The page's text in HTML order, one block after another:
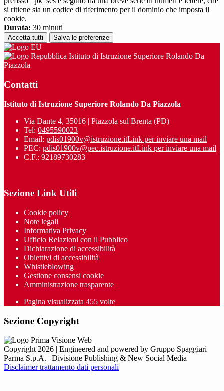
si ritiene sia un codice di riferimento per il dominio che imposta il
cookie.
Durata: 30 minuti
Accetta tutti Salva le preferenze
Istituto di Istruzione Superiore Rolando Da
Piazzola
Contatti
Istituto di Istruzione Superiore Rolando Da Piazzola
Via Dante 4, 35016 | Piazzola sul Brenta (PD)
Tel: 0495590023
Email: pdis01900v@istruzione.itLink per inviare una mail
PEC: pdis01900v@pec.istruzione.itLink per inviare una mail
C.F.: 92189730283
Sezione Link Utili
Cookie policy
Note legali
Informativa Privacy
Ufficio Relazioni con il Pubblico
Dichiarazione di accessibilità
Obiettivi di accessibilità
Whistleblowing
Gestione consensi cookie
Amministrazione trasparente
Pagina visualizzata 455 volte
Sezione Copyright
Copyright 2026 | Engineered and powered by Gruppo Spaggiari
Parma S.p.A. | Divisione Publishing & New Social Media
Disclaimer trattamento dati personali